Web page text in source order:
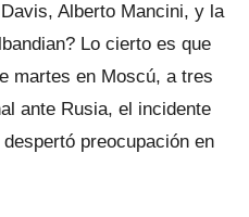
Alberto Mancini, y la
Lo cierto es que
martes en Moscú, a tres
ante Rusia, el incidente
preocupación en